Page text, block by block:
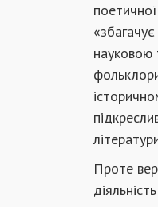
науковою
Проте